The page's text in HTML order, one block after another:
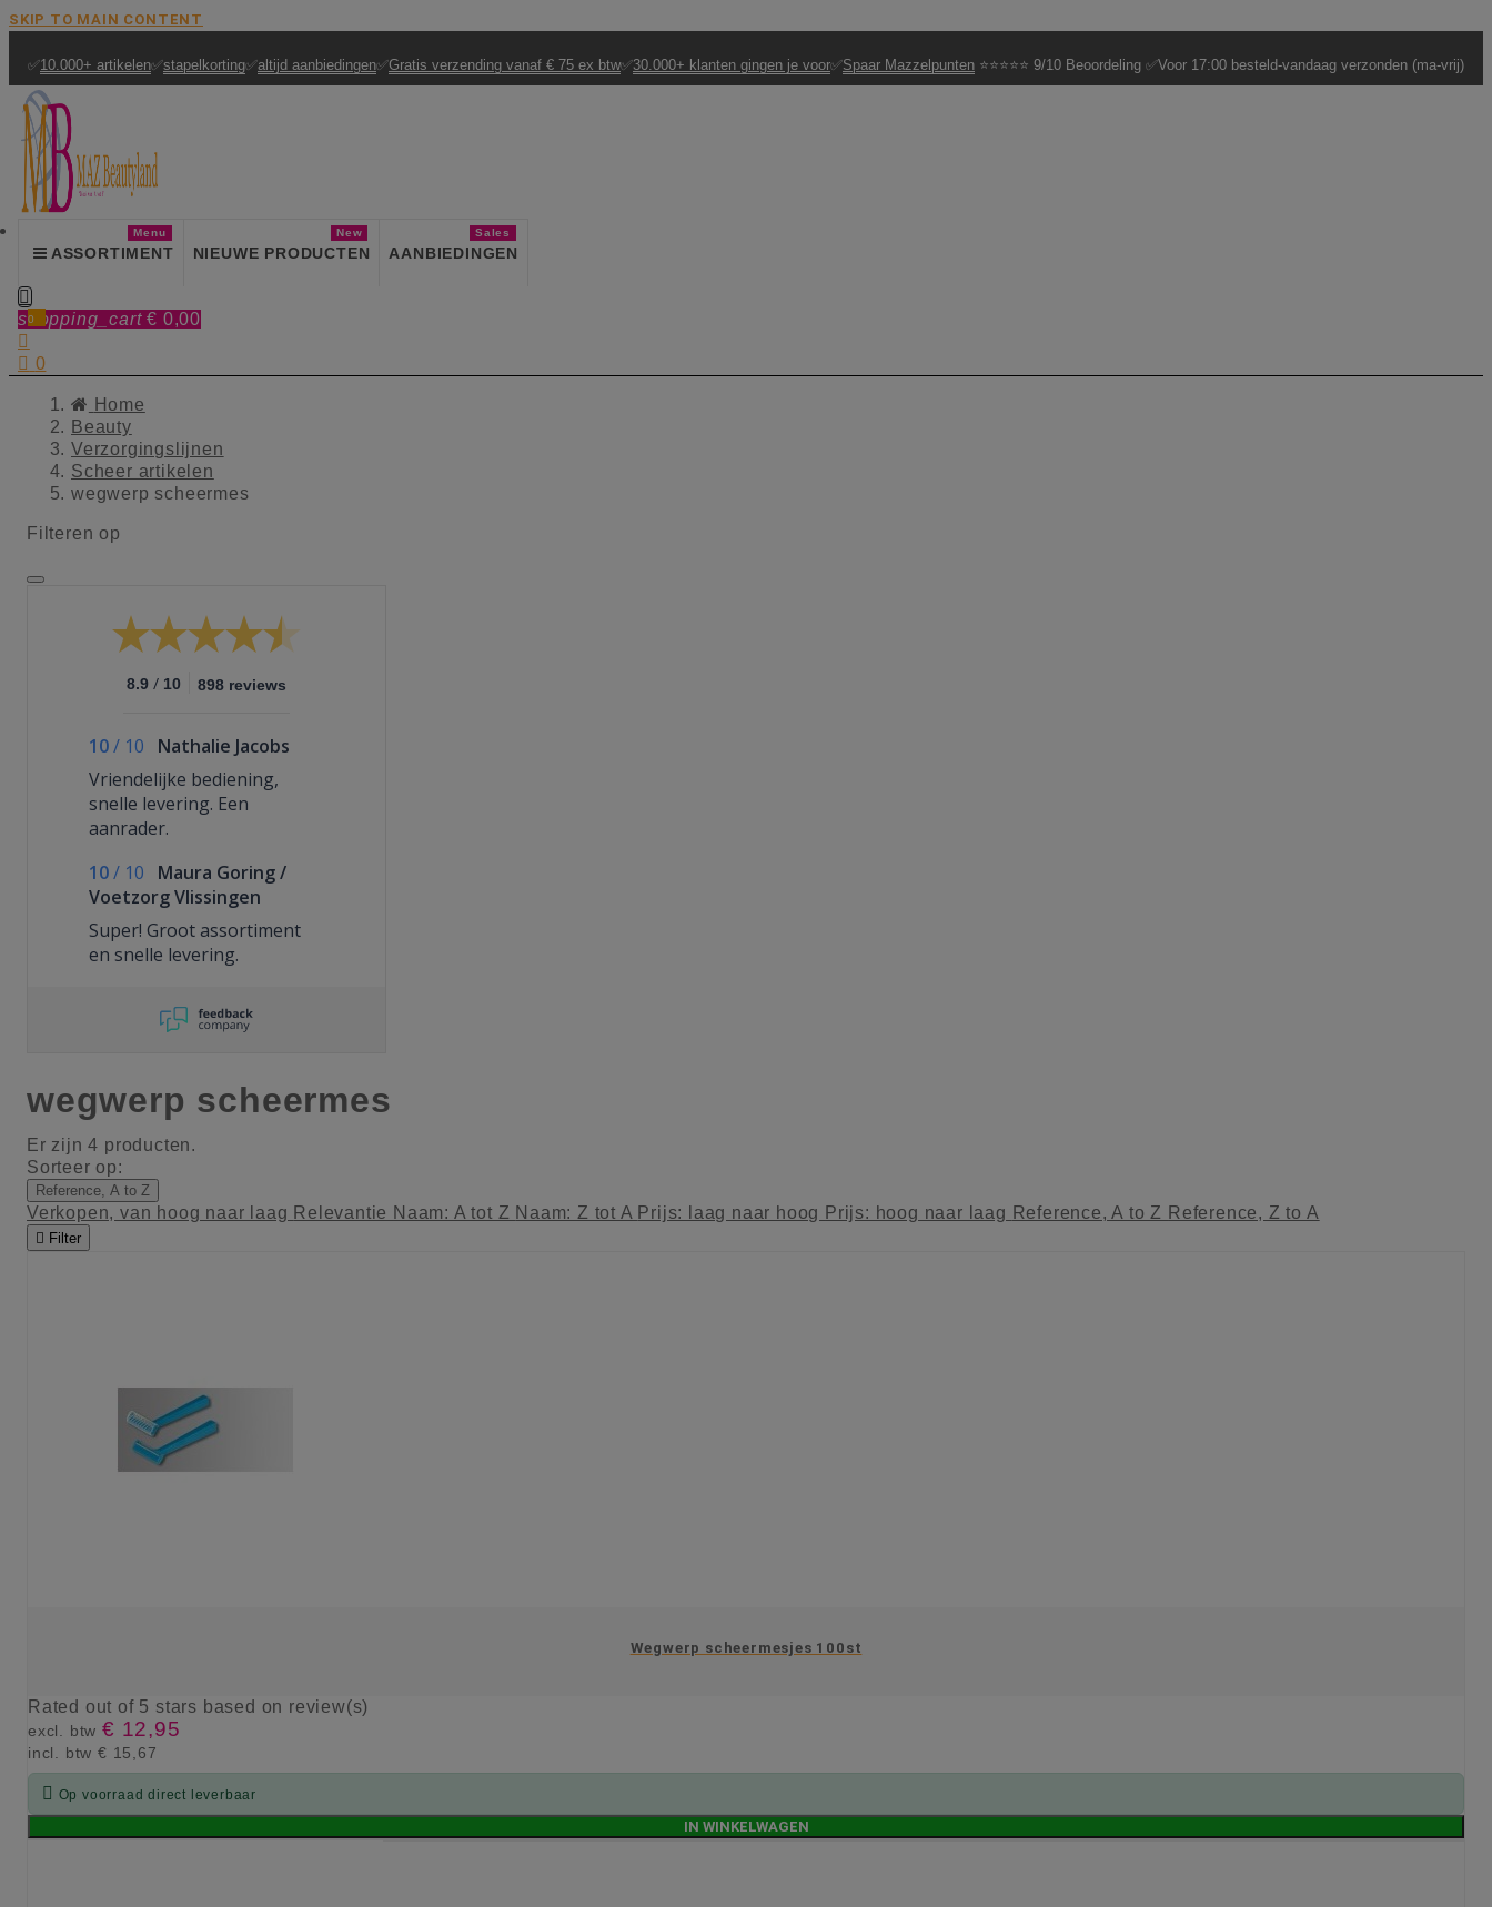
SKIP TO MAIN CONTENT
✅10.000+ artikelen✅stapelkorting✅altijd aanbiedingen✅Gratis verzending vanaf € 75 ex btw✅30.000+ klanten gingen je voor✅Spaar Mazzelpunten ⭐⭐⭐⭐⭐ 9/10 Beoordeling ✅Voor 17:00 besteld-vandaag verzonden (ma-vrij)
ASSORTIMENT
Menu
NIEUWE PRODUCTEN
New
AANBIEDINGEN
Sales

shopping_cart € 0,00
0

 0
Home
Beauty
Verzorgingslijnen
Scheer artikelen
wegwerp scheermes
Filteren op
8.9 / 10 898 reviews
10/ 10
Nathalie Jacobs
Vriendelijke bediening,
snelle levering. Een
aanrader.
10/ 10
Maura Goring /
Voetzorg Vlissingen
Super! Groot assortiment
en snelle levering.
wegwerp scheermes
Er zijn 4 producten.
Sorteer op:
Reference, A to Z
Verkopen, van hoog naar laag Relevantie Naam: A tot Z Naam: Z tot A Prijs: laag naar hoog Prijs: hoog naar laag Reference, A to Z Reference, Z to A
 Filter
Wegwerp scheermesjes 100st
Rated out of 5 stars based on review(s)
excl. btw € 12,95
incl. btw € 15,67
 Op voorraad direct leverbaar
IN WINKELWAGEN